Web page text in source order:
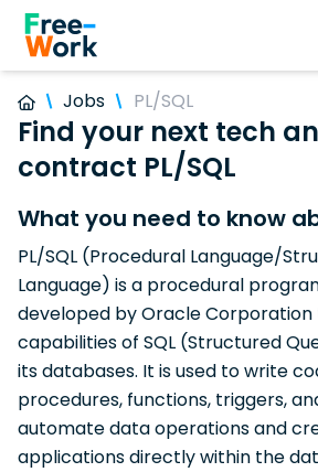
Jobs PL/SQL
Find your next tech
contract PL/SQL
What you need to know
PL/SQL (Procedural Language/
Language) is a procedural
developed by Oracle
capabilities of SQL (Structured
its databases. It is used to write
procedures, functions, triggers,
automate data operations and
applications directly within the